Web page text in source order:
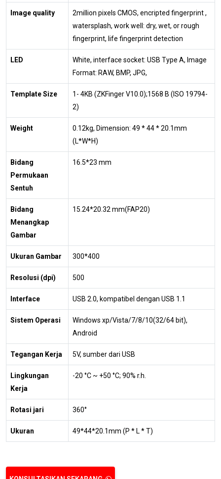
Image quality
2million pixels CMOS, encripted fingerprint ,
watersplash, work well: dry, wet, or rough
fingerprint, life fingerprint detection
LED
White, interface socket: USB Type A, Image
Format: RAW, BMP, JPG,
Template Size
1- 4KB (ZKFinger V10.0);1568 B (ISO 19794-
2)
Weight
0.12kg, Dimension: 49 * 44 * 20.1mm
(L*W*H)
Bidang
Permukaan
Sentuh
16.5*23 mm
Bidang
Menangkap
Gambar
15.24*20.32 mm(FAP20)
Ukuran Gambar 300*400
Resolusi (dpi) 500
Interface USB 2.0, kompatibel dengan USB 1.1
Sistem Operasi
Windows xp/Vista/7/8/10(32/64 bit),
Android
Tegangan Kerja 5V, sumber dari USB
Lingkungan
Kerja
-20 °C ~ +50 °C; 90% r.h.
Rotasi jari 360°
Ukuran 49*44*20.1mm (P * L * T)